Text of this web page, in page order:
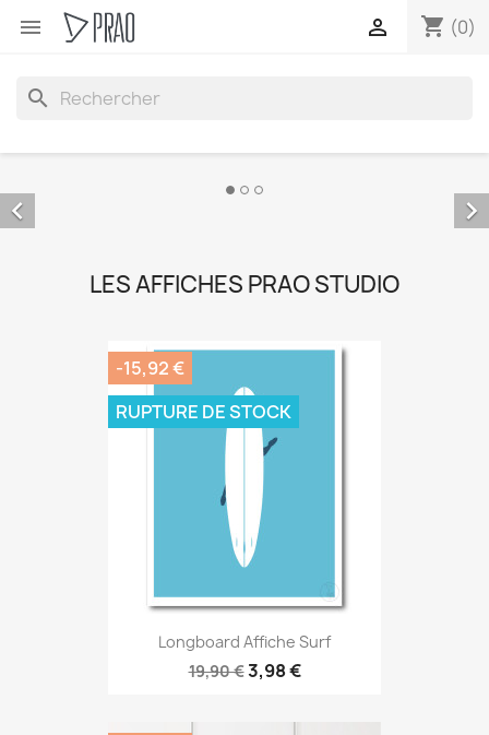
 shopping_cart (0)

search
 
LES AFFICHES PRAO STUDIO
Longboard Affiche Surf
19,90 €3,98 €
-15,92 €
RUPTURE DE STOCK